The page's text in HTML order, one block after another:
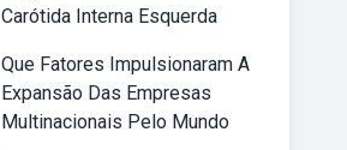
Carótida Interna Esquerda
Que Fatores Impulsionaram A
Expansão Das Empresas
Multinacionais Pelo Mundo